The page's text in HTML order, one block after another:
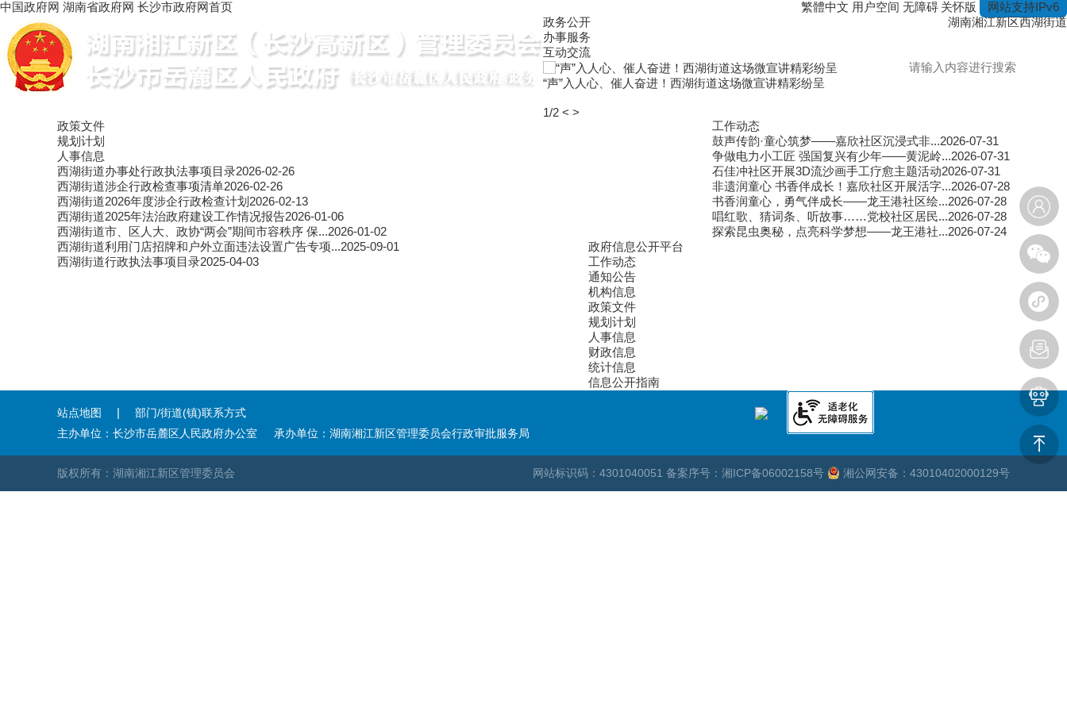
中国政府网 湖南省政府网 长沙市政府网 繁體中文 用户空间 无障碍 关怀版
网站支持IPv6
湖南湘江新区西湖街道
首页
政务公开
办事服务
互动交流
“声”入人心、催人奋进！西湖街道这场微宣讲精彩纷呈
1/2 < >
工作动态
鼓声传韵·童心筑梦——嘉欣社区沉浸式非...2026-07-31
争做电力小工匠 强国复兴有少年——黄泥岭...2026-07-31
石佳冲社区开展3D流沙画手工疗愈主题活动2026-07-31
非遗润童心 书香伴成长！嘉欣社区开展活字...2026-07-28
书香润童心，勇气伴成长——龙王港社区绘...2026-07-28
唱红歌、猜词条、听故事……党校社区居民...2026-07-28
探索昆虫奥秘，点亮科学梦想——龙王港社...2026-07-24
政策文件
规划计划
人事信息
西湖街道办事处行政执法事项目录2026-02-26
西湖街道涉企行政检查事项清单2026-02-26
西湖街道2026年度涉企行政检查计划 2026-02-13
西湖街道2025年法治政府建设工作情况报告2026-01-06
西湖街道市、区人大、政协“两会”期间市容秩序 保...2026-01-02
西湖街道利用门店招牌和户外立面违法设置广告专项...2025-09-01
西湖街道行政执法事项目录2025-04-03
政府信息公开平台
工作动态
通知公告
机构信息
政策文件
规划计划
人事信息
财政信息
统计信息
信息公开指南
站点地图 |
部门/街道(镇)联系方式
主办单位：长沙市岳麓区人民政府办公室
承办单位：湖南湘江新区管理委员会行政审批服务局
版权所有：湖南湘江新区管理委员会 网站标识码：4301040051 备案序号：湘ICP备06002158号 湘公网安备：43010402000129号